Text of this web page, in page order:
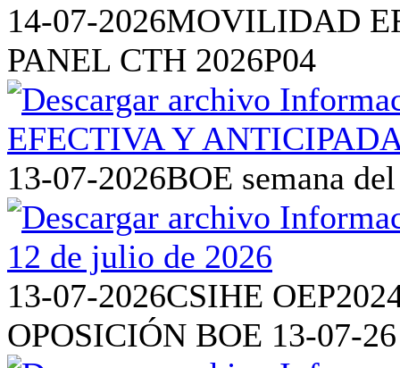
14-07-2026MOVILIDAD
PANEL CTH 2026P04
13-07-2026BOE semana
13-07-2026CSIHE
OPOSICIÓN BOE 13-07-26